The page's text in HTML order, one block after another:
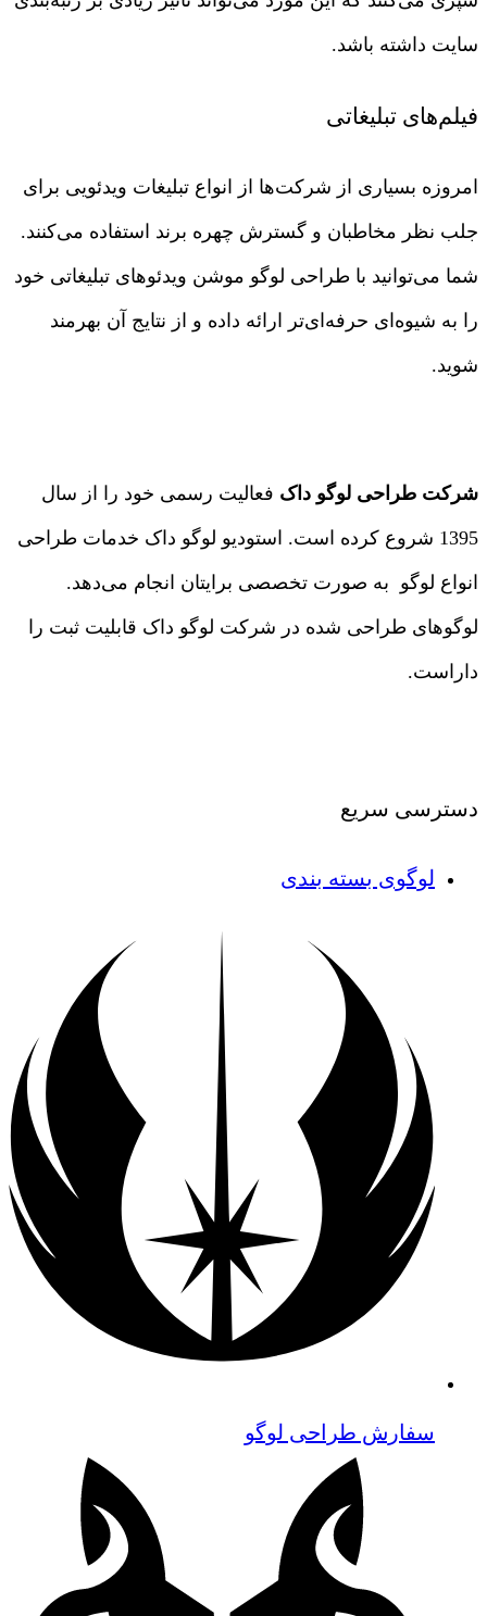
سایت داشته باشد.
فیلم‌های تبلیغاتی
امروزه بسیاری از شرکت‌ها از انواع تبلیغات ویدئویی برای
جلب نظر مخاطبان و گسترش چهره برند استفاده می‌کنند.
شما می‌توانید با طراحی لوگو موشن ویدئوهای تبلیغاتی خود
را به شیوه‌ای حرفه‌ای‌تر ارائه داده و از نتایج آن بهرمند
شوید.
شرکت طراحی لوگو داک فعالیت رسمی خود را از سال
1395 شروع کرده است. استودیو لوگو داک خدمات طراحی
انواع لوگو به صورت تخصصی برایتان انجام می‌دهد.
لوگوهای طراحی شده در شرکت لوگو داک قابلیت ثبت را
داراست.
دسترسی سریع
لوگوی بسته بندی
سفارش طراحی لوگو